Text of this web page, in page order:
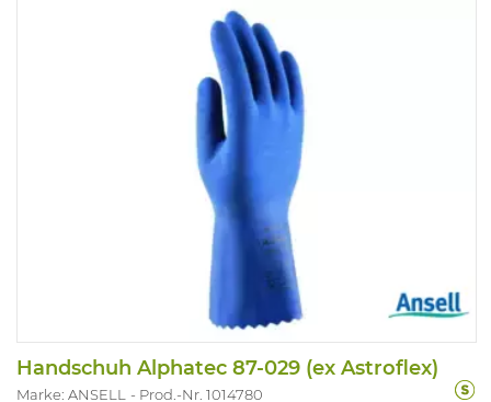
Handschuh Alphatec 87-029 (ex Astroflex)
Marke: ANSELL Prod.-Nr. 1014780